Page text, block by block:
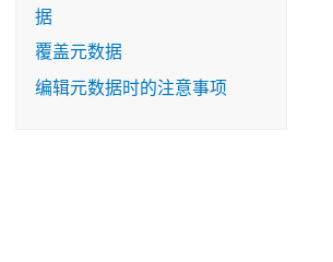
据
覆盖元数据
编辑元数据时的注意事项